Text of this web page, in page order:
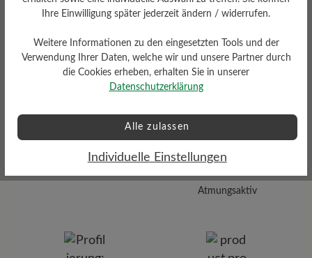
Herausnehmbares Softness-
Fußbett 4 mm mit
Dämpfungsgrad
Atmungsaktiv
Ihre Einwilligung später jederzeit ändern / widerrufen.
Weitere Informationen zu den eingesetzten Tools und der
Verwendung Ihrer Daten, welche wir und unsere Partner durch
die Cookies erheben, erhalten Sie in unserer
Datenschutzerklärung
Alle zulassen
Individuelle Einstellungen